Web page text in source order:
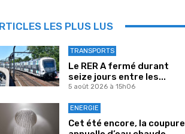
LES PLUS LUS
TRANSPORTS
Le RER A fermé durant
seize jours entre les...
5 août 2026 à 15h06
ENERGIE
Cet été encore, la coupure